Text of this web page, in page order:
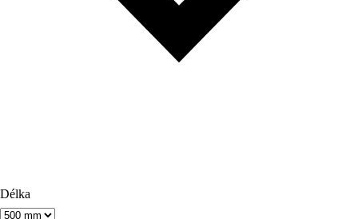
Délka